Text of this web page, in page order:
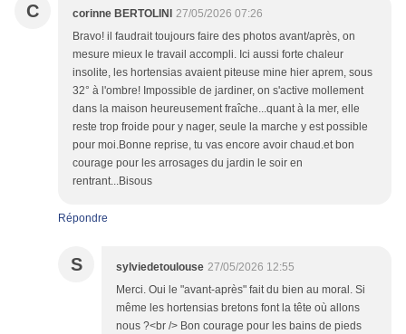
C corinne BERTOLINI
27/05/2026 07:26
Bravo! il faudrait toujours faire des photos avant/après, on
mesure mieux le travail accompli. Ici aussi forte chaleur
insolite, les hortensias avaient piteuse mine hier aprem, sous
32° à l'ombre! Impossible de jardiner, on s'active mollement
dans la maison heureusement fraîche...quant à la mer, elle
reste trop froide pour y nager, seule la marche y est possible
pour moi.Bonne reprise, tu vas encore avoir chaud.et bon
courage pour les arrosages du jardin le soir en
rentrant...Bisous
Répondre
S sylviedetoulouse 27/05/2026 12:55
Merci. Oui le "avant-après" fait du bien au moral. Si
même les hortensias bretons font la tête où allons
nous ?<br /> Bon courage pour les bains de pieds